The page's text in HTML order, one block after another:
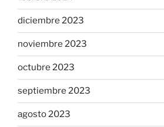
diciembre 2023
noviembre 2023
octubre 2023
septiembre 2023
agosto 2023